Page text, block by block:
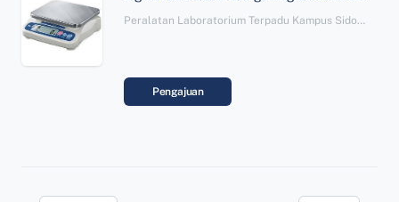
Peralatan Laboratorium Terpadu Kampus Sidopoto SBSN Paket 6
Pengajuan